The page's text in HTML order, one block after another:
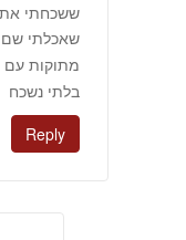
ששכחתי
שאכלתי שם
מתוקות עם
בלתי נשכח
Reply